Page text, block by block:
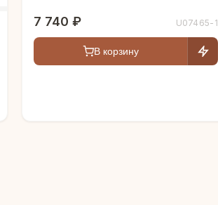
7 740 ₽ U07465-1
В корзину